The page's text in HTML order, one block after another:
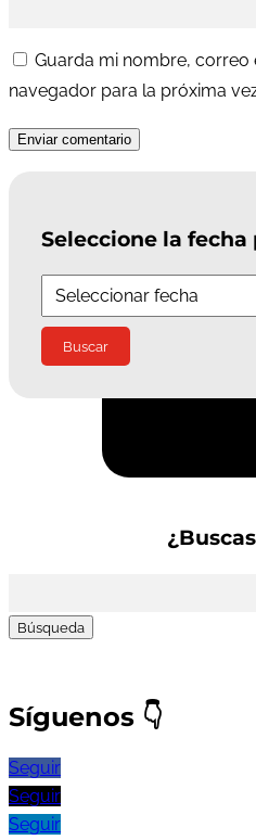
Guarda mi nombre,
navegador para la próxima
Enviar comentario
Seleccione la fecha
Síguenos 👇
Seguir
Seguir
Seguir